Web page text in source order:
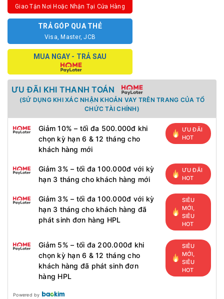
Giao Tận Nơi Hoặc Nhận Tại Cửa Hàng
TRẢ GÓP QUA THẺ
Visa, Master, JCB
MUA NGAY - TRẢ SAU
ƯU ĐÃI KHI THANH TOÁN
(SỬ DỤNG KHI XÁC NHẬN KHOẢN VAY TRÊN TRANG CỦA TỔ
CHỨC TÀI CHÍNH)
Giảm 10% – tối đa 500.000đ khi
chọn kỳ hạn 6 & 12 tháng cho
khách hàng mới
ƯU ĐÃI
HOT
Giảm 3% – tối đa 100.000đ với kỳ
hạn 3 tháng cho khách hàng mới
ƯU ĐÃI
HOT
Giảm 3% – tối đa 100.000đ với kỳ
hạn 3 tháng cho khách hàng đã
phát sinh đơn hàng HPL
SIÊU
MỚI,
SIÊU
HOT
Giảm 5% – tối đa 200.000đ khi
chọn kỳ hạn 6 & 12 tháng cho
khách hàng đã phát sinh đơn
hàng HPL
SIÊU
MỚI,
SIÊU
HOT
Powered by